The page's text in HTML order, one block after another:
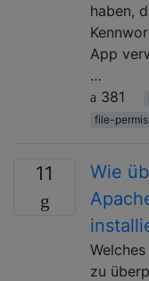
haben,
App
…
381
file-
11
Wie
zu